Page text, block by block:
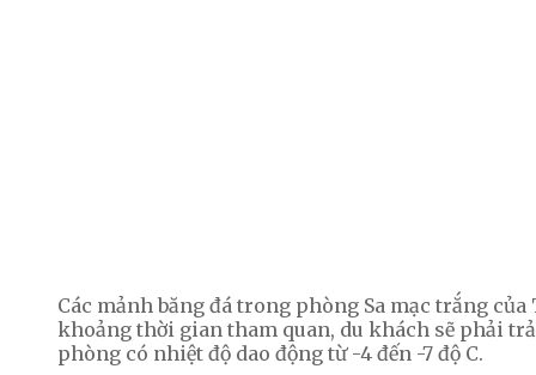
Các mảnh băng đá trong phòng Sa mạc trắng
khoảng thời gian tham quan, du khách sẽ phải
phòng có nhiệt độ dao động từ -4 đến -7 độ C.